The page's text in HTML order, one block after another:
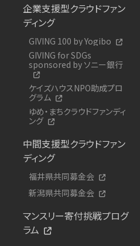
企業支援型クラウドファン
ディング
GIVING 100 by Yogibo
GIVING for SDGs
sponsored by ソニー銀行
ケイズハウスNPO助成プロ
グラム
ゆめ・まちクラウドファンディ
ング
中間支援型クラウドファン
ディング
福井県共同募金会
新潟県共同募金会
マンスリー寄付挑戦プログ
ラム